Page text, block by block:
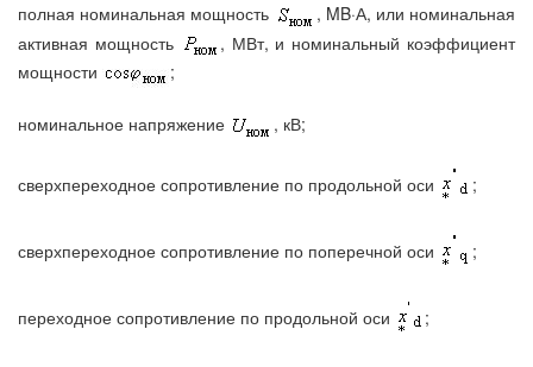
полная номинальная мощность
, MB·А, или номинальная
активная мощность
, МВт, и номинальный коэффициент
мощности
;
номинальное напряжение , кВ;
сверхпереходное сопротивление по продольной оси ;
сверхпереходное сопротивление по поперечной оси ;
переходное сопротивление по продольной оси ;